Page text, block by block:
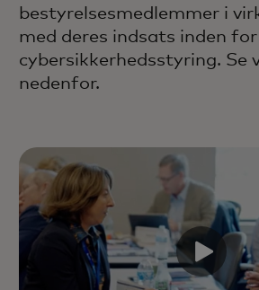
bestyrelsesmedlemmer i
med deres indsats inden for
cybersikkerhedsstyring. Se
nedenfor.